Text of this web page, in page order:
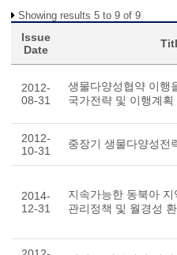
Showing results 5 to 9 of 9
Issue
Date
2012-
08-31
생물다양성협약 이행
국가전략 및 이행계
2012-
10-31
중장기 생물다양성전
2014-
12-31
지속가능한 동북아
관리정책 및 월경성